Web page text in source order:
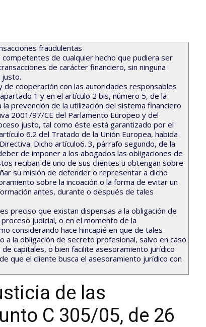
fraudulentas
de cualquier hecho que pudiera ser
de carácter financiero, sin ninguna
justo.
de cooperación con las autoridades responsables
1 y en el artículo 2 bis, número 5, de la
prevención de la utilización del sistema financiero
2001/97/CE del Parlamento Europeo y del
justo, tal como éste está garantizado por el
6.2 del Tratado de la Unión Europea, habida
Dicho artículo6. 3, párrafo segundo, de la
de imponer a los abogados las obligaciones de
reciban de uno de sus clientes u obtengan sobre
su misión de defender o representar a dicho
sobre la incoación o la forma de evitar un
antes, durante o después de tales
preciso que existan dispensas a la obligación de
judicial, o en el momento de la
considerando hace hincapié en que de tales
la obligación de secreto profesional, salvo en caso
capitales, o bien facilite asesoramiento jurídico
que el cliente busca el asesoramiento jurídico con
de las
C 305/05, de 26